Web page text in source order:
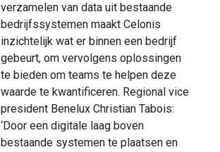
verzamelen van data uit bestaande
bedrijfssystemen maakt Celonis
inzichtelijk wat er binnen een bedrijf
gebeurt, om vervolgens oplossingen
te bieden om teams te helpen deze
waarde te kwantificeren. Regional vice
president Benelux Christian Tabois:
‘Door een digitale laag boven
bestaande systemen te plaatsen en